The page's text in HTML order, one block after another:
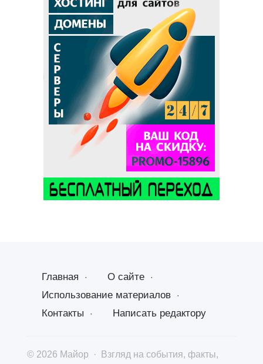
Главная
О сайте
Использование материалов
Контакты
Написать редактору
© 2026 Майор ·
Взгляд на события, факты,